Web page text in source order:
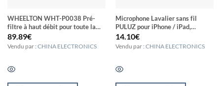
WHEELTON WHT-P0038 Pré-
filtre à haut débit pour toute la
maison purificateur d’eau central
rotatif automatique
89.89€
Vendu par : CHINA ELECTRONICS
Microphone Lavalier sans fil
PULUZ pour iPhone / iPad,
récepteur 8 broches et
microphones doubles (noir) La
commande du jour avant 6PM
jour
14.10€
Vendu par : CHINA ELECTRONICS